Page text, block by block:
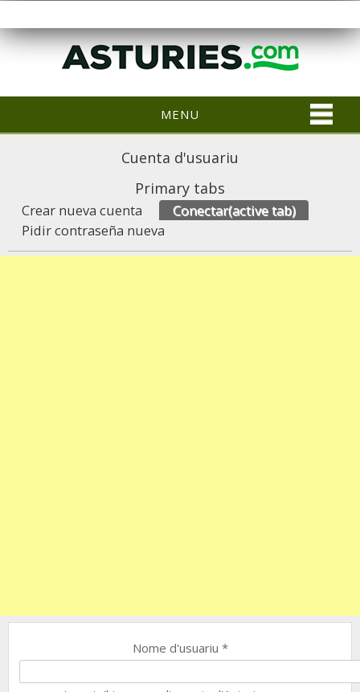
MENU
Cuenta d'usuariu
Primary tabs
Crear nueva cuenta Conectar(active tab)
Pidir contraseña nueva
Nome d'usuariu *